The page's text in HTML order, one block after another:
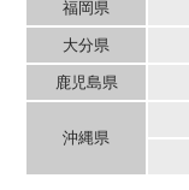
福岡県
大分県
鹿児島県
沖縄県